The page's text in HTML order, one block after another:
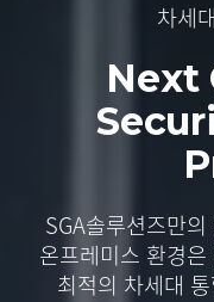
차세
Next
SGA솔루션즈만
온프레미스 환경은
최적의 차세대
완벽한 제로
국내외 제로트러
부합하는 디지
클라우드 서버
Anti-Malware부
통합 보안,어떠
온프레미스 환경
가
차세
Next
SGA솔루션즈만
온프레미스 환경은
최적의 차세대
완벽한 제로
국내외 제로트러
부합하는 디지